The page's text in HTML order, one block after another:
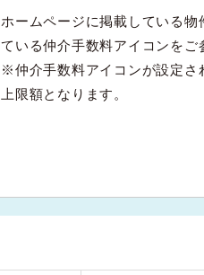
ホームページに掲載している
ている仲介手数料アイコンをご
※仲介手数料アイコンが設定さ
上限額となります。